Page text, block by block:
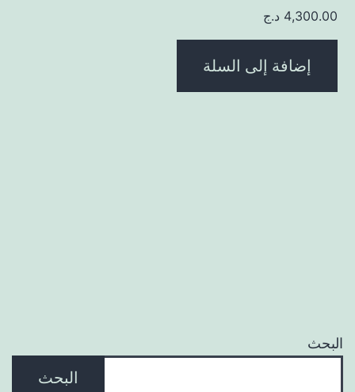
4,300.00 د.ج
إضافة إلى السلة
البحث
البحث